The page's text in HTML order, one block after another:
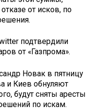
от исков, по
подтвердили
от «Газпрома».
Новак в пятницу
и Киев обнуляют
будут сняты аресты
по искам.